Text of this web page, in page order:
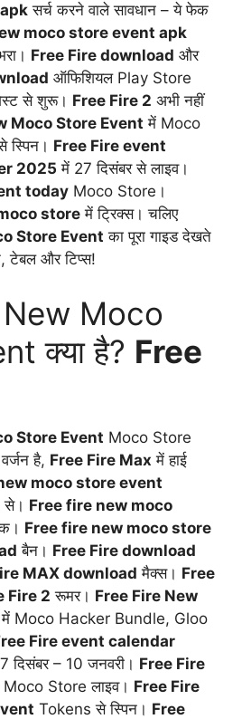
सर्च करने वाले सावधान – ये फेक
moco store event apk
Free Fire download और
ऑफिशियल Play Store
से शुरू। Free Fire 2 अभी नहीं
Moco Store Event में Moco
स्पिन। Free Fire event
2025 में 27 दिसंबर से लाइव।
today Moco Store।
store में ट्रिक्स। चलिए
Store Event का पूरा गाइड देखते
टेबल और टिप्स!
Moco
क्या है? Free
Store Event Moco Store
है, Free Fire Max में हाई
moco store event
से। Free fire new moco
Free fire new moco store
बैन। Free Fire download
MAX download मैक्स। Free
Fire 2 रूमर। Free Fire New
में Moco Hacker Bundle, Gloo
Fire event calendar
दिसंबर – 10 जनवरी। Free Fire
Moco Store लाइव। Free Fire
Tokens से स्पिन। Free